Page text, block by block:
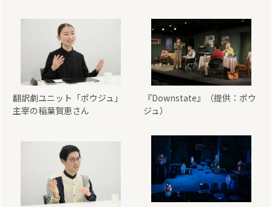
翻訳劇ユニット「ポウジュ」
主宰の稲葉賀恵さん
『Downstate』（提供：ポウ
ジュ）